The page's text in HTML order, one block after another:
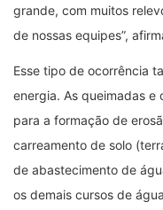
grande, com muitos
de nossas equipes”,
Esse tipo de ocorrência
energia. As queimadas e
para a formação de
carreamento de solo
de abastecimento de
os demais cursos de